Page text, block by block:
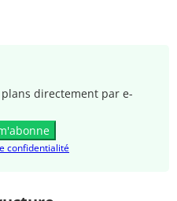
plans directement par e-
confidentialité